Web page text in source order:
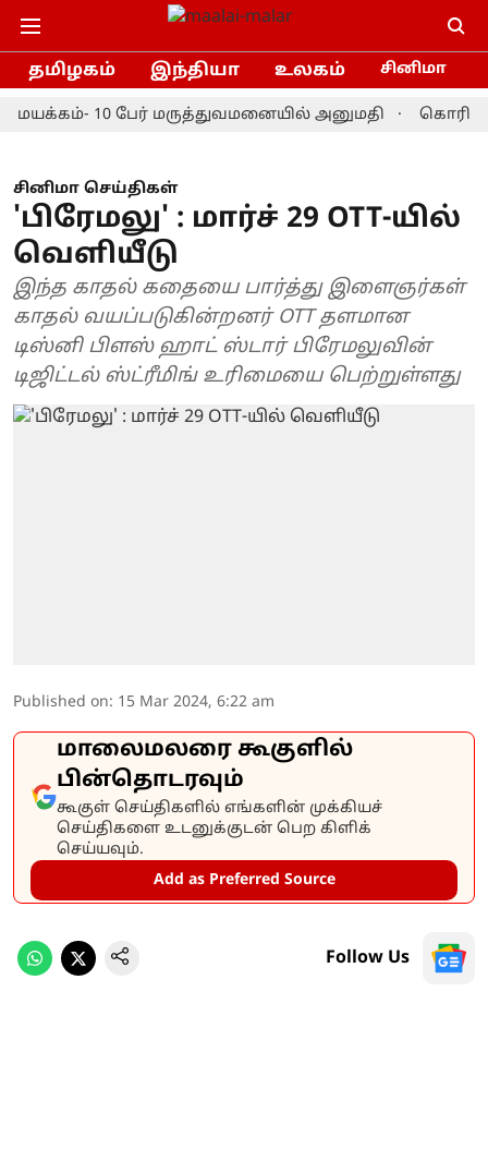
தமிழகம் இந்தியா உலகம் சினிமா
10 பேர் மருத்துவமனையில் அனுமதி கொரியா
சினிமா செய்திகள்
'பிரேமலு' : மார்ச் 29 OTT-யில்
வெளியீடு
இந்த காதல் கதையை பார்த்து இளைஞர்கள்
காதல் வயப்படுகின்றனர் OTT தளமான
டிஸ்னி பிளஸ் ஹாட் ஸ்டார் பிரேமலுவின்
டிஜிட்டல் ஸ்ட்ரீமிங் உரிமையை பெற்றுள்ளது
Published on: 15 Mar 2024, 6:22 am
மாலைமலரை கூகுளில்
பின்தொடரவும்
கூகுள் செய்திகளில் எங்களின் முக்கியச்
செய்திகளை உடனுக்குடன் பெற கிளிக்
செய்யவும்.
Add as Preferred Source
Follow Us